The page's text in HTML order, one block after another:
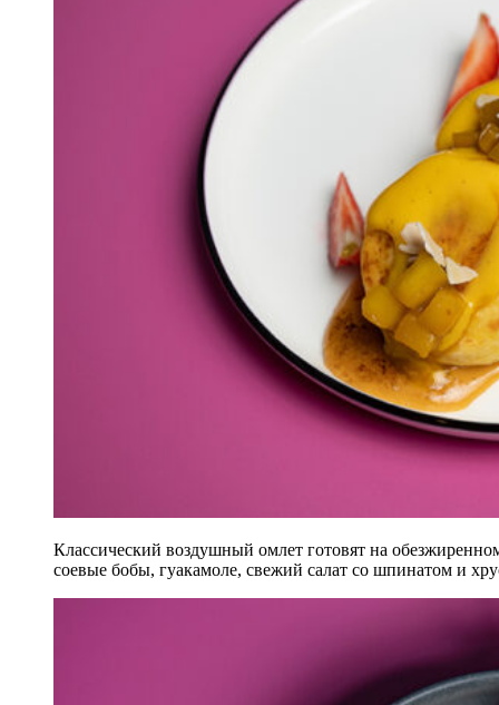
Классический воздушный омлет готовят на
соевые бобы, гуакамоле, свежий салат со шпинатом и